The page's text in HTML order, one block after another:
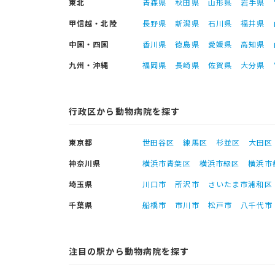
東北 青森県 秋田県 山形県 岩手県
甲信越・北陸
長野県 新潟県 石川県 福井県
中国・四国
香川県 徳島県 愛媛県 高知県
九州・沖縄
福岡県 長崎県 佐賀県 大分県
行政区から動物病院を探す
東京都 世田谷区 練馬区 杉並区
大田区
神奈川県
横浜市青葉区 横浜市緑区
横浜市
埼玉県
川口市 所沢市
さいたま市浦和区
千葉県
船橋市 市川市 松戸市 八千代市
注目の駅から動物病院を探す